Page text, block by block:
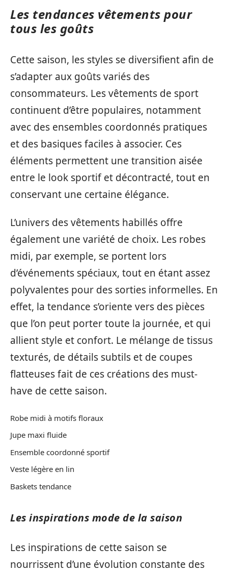
Les tendances vêtements pour
tous les goûts
Cette saison, les styles se diversifient afin de
s’adapter aux goûts variés des
consommateurs. Les vêtements de sport
continuent d’être populaires, notamment
avec des ensembles coordonnés pratiques
et des basiques faciles à associer. Ces
éléments permettent une transition aisée
entre le look sportif et décontracté, tout en
conservant une certaine élégance.
L’univers des vêtements habillés offre
également une variété de choix. Les robes
midi, par exemple, se portent lors
d’événements spéciaux, tout en étant assez
polyvalentes pour des sorties informelles. En
effet, la tendance s’oriente vers des pièces
que l’on peut porter toute la journée, et qui
allient style et confort. Le mélange de tissus
texturés, de détails subtils et de coupes
flatteuses fait de ces créations des must-
have de cette saison.
Robe midi à motifs floraux
Jupe maxi fluide
Ensemble coordonné sportif
Veste légère en lin
Baskets tendance
Les inspirations mode de la saison
Les inspirations de cette saison se
nourrissent d’une évolution constante des